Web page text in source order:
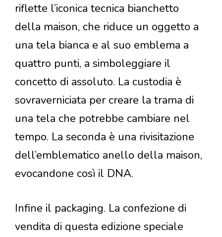
riflette l’iconica tecnica bianchetto
della maison, che riduce un oggetto a
una tela bianca e al suo emblema a
quattro punti, a simboleggiare il
concetto di assoluto. La custodia è
sovraverniciata per creare la trama di
una tela che potrebbe cambiare nel
tempo. La seconda è una rivisitazione
dell’emblematico anello della maison,
evocandone così il DNA.
Infine il packaging. La confezione di
vendita di questa edizione speciale